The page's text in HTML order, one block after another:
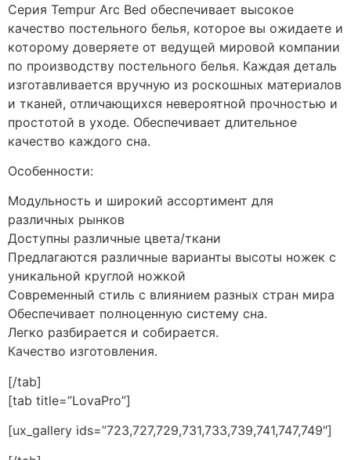
Серия Tempur Arc Bed обеспечивает высокое
качество постельного белья, которое вы ожидаете и
которому доверяете от ведущей мировой компании
по производству постельного белья. Каждая деталь
изготавливается вручную из роскошных материалов
и тканей, отличающихся невероятной прочностью и
простотой в уходе. Обеспечивает длительное
качество каждого сна.
Особенности:
Модульность и широкий ассортимент для
различных рынков
Доступны различные цвета/ткани
Предлагаются различные варианты высоты ножек с
уникальной круглой ножкой
Современный стиль с влиянием разных стран мира
Обеспечивает полноценную систему сна.
Легко разбирается и собирается.
Качество изготовления.
[/tab]
[tab title=”LovaPro”]
[ux_gallery ids=”723,727,729,731,733,739,741,747,749″]